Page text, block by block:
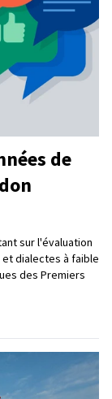
de
sur l'évaluation
dialectes à faible
des Premiers